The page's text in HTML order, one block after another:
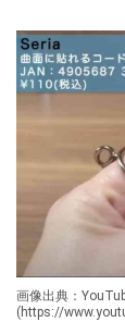
画像出典：
(https://